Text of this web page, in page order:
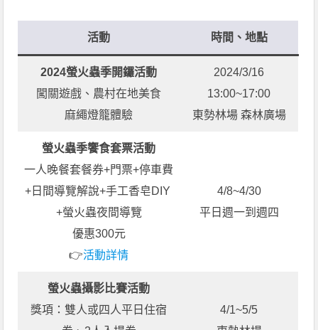
活動 時間、地點
2024螢火蟲季開鑼活動
闖關遊戲、農村在地美食
麻繩燈籠體驗
2024/3/16
13:00~17:00
東勢林場 森林廣場
螢火蟲季饗食套票活動
一人晚餐套餐券+門票+停車費
+日間導覽解說+手工香皂DIY
+螢火蟲夜間導覽
優惠300元
👉活動詳情
4/8~4/30
平日週一到週四
螢火蟲攝影比賽活動
獎項：雙人或四人平日住宿
4/1~5/5